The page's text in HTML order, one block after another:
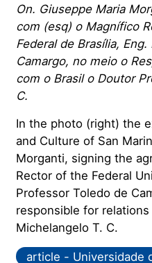
On. Giuseppe Maria
com (esq) o Magnífico
Federal de Brasília,
Camargo, no meio o
com o Brasil o Doutor
C.
In the photo (right) the
and Culture of San
Morganti, signing the
Rector of the Federal
Professor Toledo de
responsible for
Michelangelo T. C.
article - Universidade